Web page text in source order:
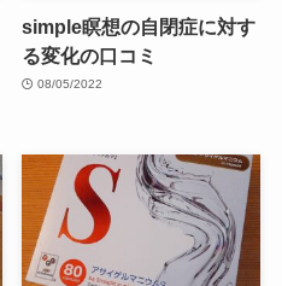
simple瞑想の自閉症に対す
る変化の口コミ
08/05/2022